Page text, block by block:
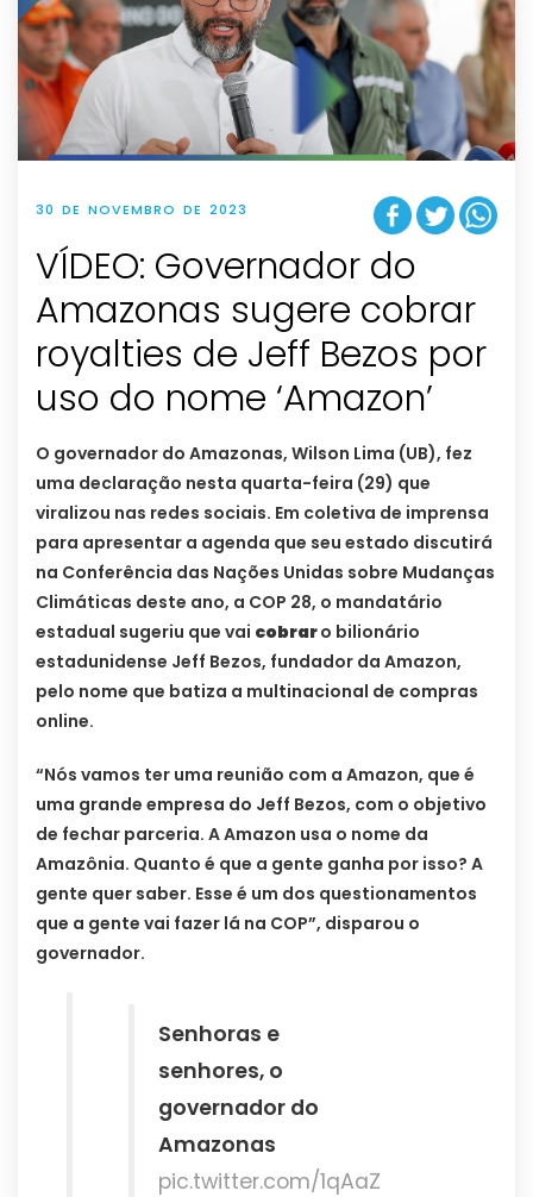
30 DE NOVEMBRO DE 2023
VÍDEO: Governador do
Amazonas sugere cobrar
royalties de Jeff Bezos por
uso do nome ‘Amazon’
O governador do Amazonas, Wilson Lima (UB), fez
uma declaração nesta quarta-feira (29) que
viralizou nas redes sociais. Em coletiva de imprensa
para apresentar a agenda que seu estado discutirá
na Conferência das Nações Unidas sobre Mudanças
Climáticas deste ano, a COP 28, o mandatário
estadual sugeriu que vai cobraro bilionário
estadunidense Jeff Bezos, fundador da Amazon,
pelo nome que batiza a multinacional de compras
online.
“Nós vamos ter uma reunião com a Amazon, que é
uma grande empresa do Jeff Bezos, com o objetivo
de fechar parceria. A Amazon usa o nome da
Amazônia. Quanto é que a gente ganha por isso? A
gente quer saber. Esse é um dos questionamentos
que a gente vai fazer lá na COP”, disparou o
governador.
Senhoras e
senhores, o
governador do
Amazonas
pic.twitter.com/1qAaZ